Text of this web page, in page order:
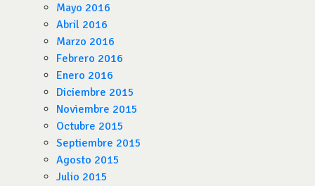
Mayo 2016
Abril 2016
Marzo 2016
Febrero 2016
Enero 2016
Diciembre 2015
Noviembre 2015
Octubre 2015
Septiembre 2015
Agosto 2015
Julio 2015